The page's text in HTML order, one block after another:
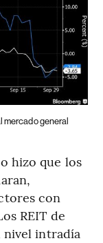
mercado general
hizo que los
con
REIT de
nivel intradía